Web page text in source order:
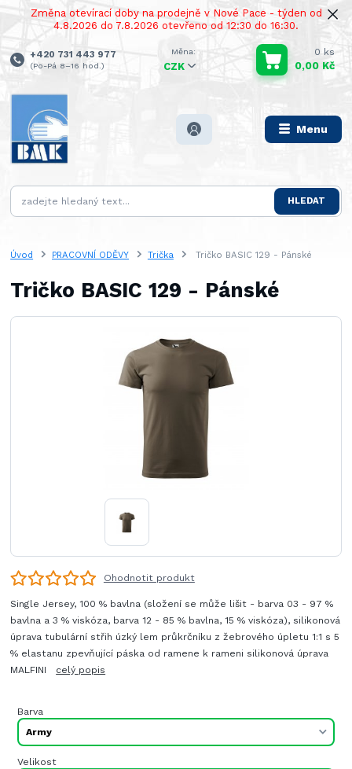
Změna otevírací doby na prodejně v Nové Pace - týden od
4.8.2026 do 7.8.2026 otevřeno od 12:30 do 16:30.
Menu
CZK
HLEDAT
+420 731 443 977
(Po-Pá 8–16 hod.)
0 ks
0,00 Kč
Úvod PRACOVNÍ ODĚVY Trička Tričko BASIC 129 - Pánské
Tričko BASIC 129 - Pánské
Ohodnotit produkt
Single Jersey, 100 % bavlna (složení se může lišit - barva 03 - 97 %
bavlna a 3 % viskóza, barva 12 - 85 % bavlna, 15 % viskóza), silikonová
úprava tubulární střih úzký lem průkrčníku z žebrového úpletu 1:1 s 5
% elastanu zpevňující páska od ramene k rameni silikonová úprava
MALFINI celý popis
Barva
Velikost